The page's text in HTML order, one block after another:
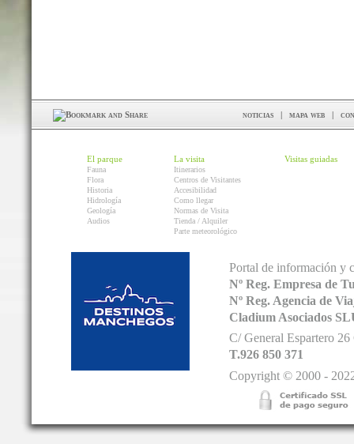
noticias | mapa web |
El parque
Fauna
Flora
Historia
Hidrología
Geología
Audios
La visita
Itinerarios
Centros de Visitantes
Accesibilidad
Como llegar
Normas de Visita
Tienda / Alquiler
Parte meteorológico
Visitas guiadas
Portal de información y
Nº Reg. Empresa de
Nº Reg. Agencia de
Cladium Asociados
C/ General Espartero
T.926 850 371
Copyright © 2000 -